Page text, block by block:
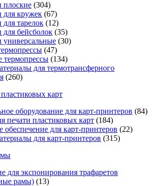
плоские (304)
для кружек (67)
тарелок (12)
бейсболок (35)
универсальные (30)
(47)
термопрессы (134)
для термотрансферного
(260)
карт
оборудование для карт-принтеров (84)
печати пластиковых карт (184)
для карт-принтеров (22)
для карт-принтеров (315)
для экспонирования трафаретов
рамы) (13)